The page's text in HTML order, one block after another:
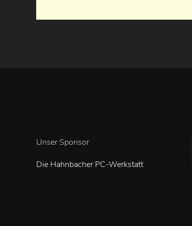
Unser Sponsor
Die Hahnbacher PC-Werkstatt